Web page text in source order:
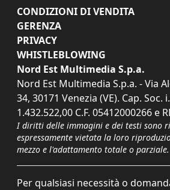
CONDIZIONI DI VENDITA
GERENZA
PRIVACY
WHISTLEBLOWING
Nord Est Multimedia S.p.a.
Nord Est Multimedia S.p.a. - Via
34, 30171 Venezia (VE). Cap. Soc.
1.432.522,00 C.F. 05412000266 e
I diritti delle immagini e dei testi sono
espressamente vietata la loro
mezzo e l'adattamento totale o parziale.
Per qualsiasi necessità o